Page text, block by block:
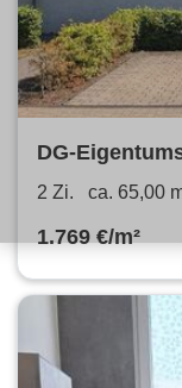
DG-
2 Zi. ca. 65,00
1.769 €/m²